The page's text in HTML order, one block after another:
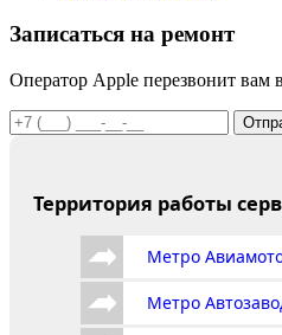
Записаться на ремонт
Оператор Apple перезвонит вам
Территория работы
Метро
Метро